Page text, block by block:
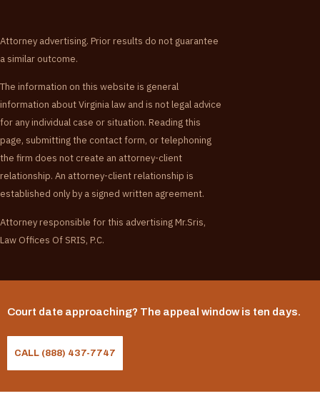
Attorney advertising. Prior results do not guarantee
a similar outcome.
The information on this website is general
information about Virginia law and is not legal advice
for any individual case or situation. Reading this
page, submitting the contact form, or telephoning
the firm does not create an attorney-client
relationship. An attorney-client relationship is
established only by a signed written agreement.
Attorney responsible for this advertising Mr.Sris,
Law Offices Of SRIS, P.C.
Court date approaching? The appeal window is ten days.
CALL (888) 437-7747